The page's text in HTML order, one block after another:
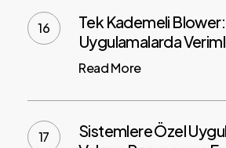
Tek Kademeli
Uygulamalarda
Read More
Sistemlere Özel